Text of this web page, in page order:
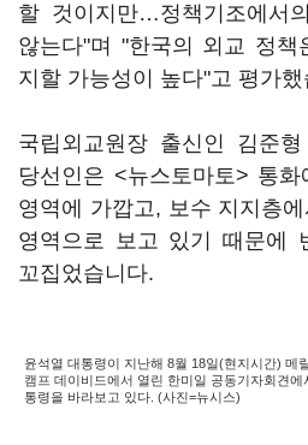
할 것이지만…정책기조에서
않는다"며 "한국의 외교 정
지할 가능성이 높다"고 평가했
국립외교원장 출신인 김준
당선인은 <뉴스토마토> 통화
영역에 가깝고, 보수 지지층
영역으로 보고 있기 때문에
꼬집었습니다.
윤석열 대통령이 지난해 8월 18일(현지시간) 메
캠프 데이비드에서 열린 한미일 공동기자회견
통령을 바라보고 있다. (사진=뉴시스)